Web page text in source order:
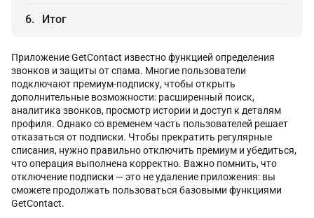
Итог
Приложение GetContact известно функцией определения
звонков и защиты от спама. Многие пользователи
подключают премиум-подписку, чтобы открыть
дополнительные возможности: расширенный поиск,
аналитика звонков, просмотр истории и доступ к деталям
профиля. Однако со временем часть пользователей решает
отказаться от подписки. Чтобы прекратить регулярные
списания, нужно правильно отключить премиум и убедиться,
что операция выполнена корректно. Важно помнить, что
отключение подписки — это не удаление приложения: вы
сможете продолжать пользоваться базовыми функциями
GetContact.